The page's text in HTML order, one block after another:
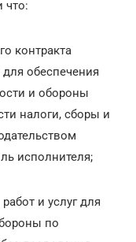
что:
контракта
обеспечения
и обороны
налоги, сборы и
исполнителя;
и услуг для
по